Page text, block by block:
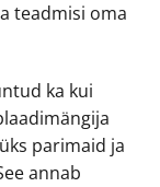
teadmisi oma
ka kui
parimaid ja
annab